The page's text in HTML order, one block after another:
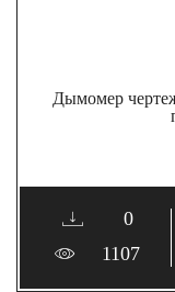
Дымомер
0
1107